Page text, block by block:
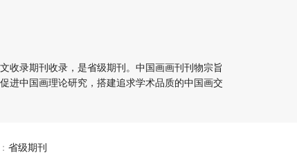
收录期刊收录，是省级期刊。中国画画刊刊物宗旨
进中国画理论研究，搭建追求学术品质的中国画交
省级期刊